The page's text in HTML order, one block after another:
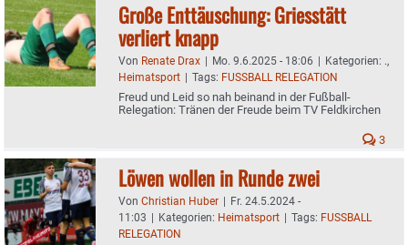
Große Enttäuschung: Griesstätt
verliert knapp
Von Renate Drax | Mo. 9.6.2025 - 18:06 | Kategorien: .,
Heimatsport | Tags: FUSSBALL RELEGATION
Freud und Leid so nah beinand in der Fußball-
Relegation: Tränen der Freude beim TV Feldkirchen
3
Löwen wollen in Runde zwei
Von Christian Huber | Fr. 24.5.2024 -
11:03 | Kategorien: Heimatsport | Tags: FUSSBALL
RELEGATION